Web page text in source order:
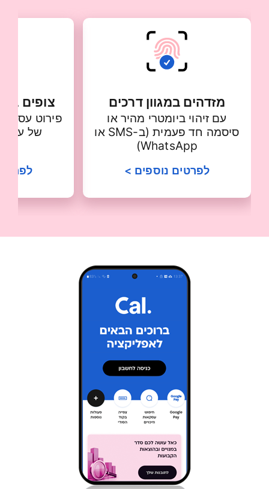
מזדהים במגוון דרכים
עם זיהוי ביומטרי מהיר או
סיסמה חד פעמית (ב-SMS או
WhatsApp)
לפרטים נוספים >
צופים
פירוט
של עסקה